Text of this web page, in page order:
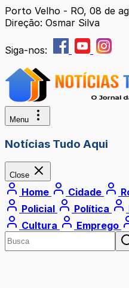
Porto Velho - RO, 08 de
Direção: Osmar Silva
Siga-nos:
Menu
Notícias Tudo Aqui
Close
Home Cidade
Policial
Política
Cultura
Emprego